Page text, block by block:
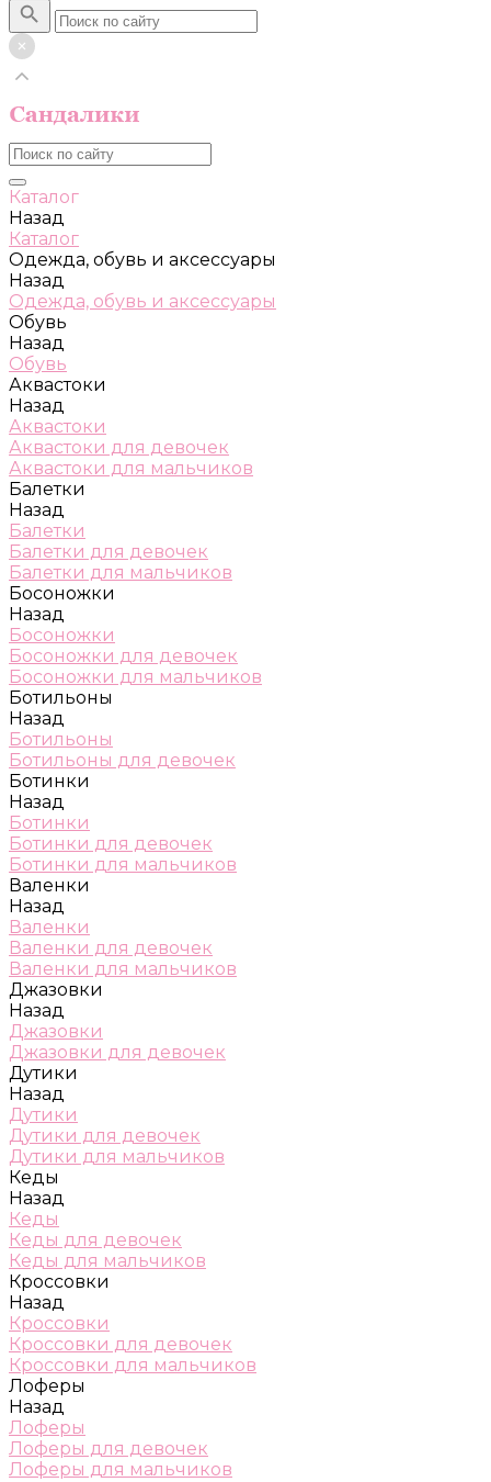
Каталог
Назад
Каталог
Одежда, обувь и аксессуары
Назад
Одежда, обувь и аксессуары
Обувь
Назад
Обувь
Аквастоки
Назад
Аквастоки
Аквастоки для девочек
Аквастоки для мальчиков
Балетки
Назад
Балетки
Балетки для девочек
Балетки для мальчиков
Босоножки
Назад
Босоножки
Босоножки для девочек
Босоножки для мальчиков
Ботильоны
Назад
Ботильоны
Ботильоны для девочек
Ботинки
Назад
Ботинки
Ботинки для девочек
Ботинки для мальчиков
Валенки
Назад
Валенки
Валенки для девочек
Валенки для мальчиков
Джазовки
Назад
Джазовки
Джазовки для девочек
Дутики
Назад
Дутики
Дутики для девочек
Дутики для мальчиков
Кеды
Назад
Кеды
Кеды для девочек
Кеды для мальчиков
Кроссовки
Назад
Кроссовки
Кроссовки для девочек
Кроссовки для мальчиков
Лоферы
Назад
Лоферы
Лоферы для девочек
Лоферы для мальчиков